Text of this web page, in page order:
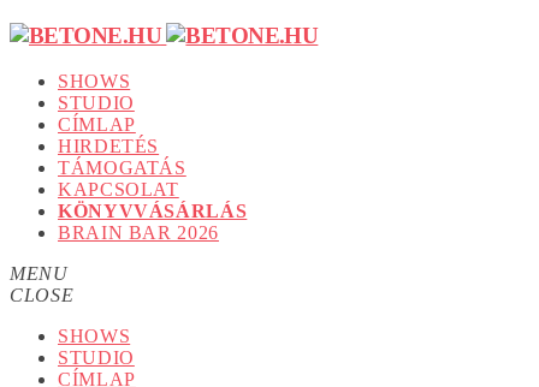
SHOWS
STUDIO
CÍMLAP
HIRDETÉS
TÁMOGATÁS
KAPCSOLAT
KÖNYVVÁSÁRLÁS
BRAIN BAR 2026
MENU
CLOSE
SHOWS
STUDIO
CÍMLAP